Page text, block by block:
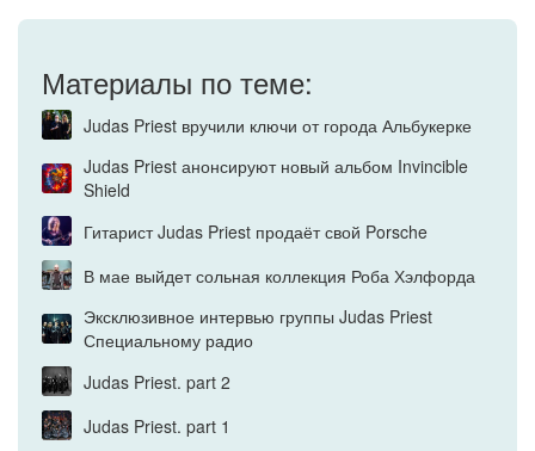
Материалы по теме:
Judas Priest вручили ключи от города Альбукерке
Judas Priest анонсируют новый альбом Invincible
Shield
Гитарист Judas Priest продаёт свой Porsche
В мае выйдет сольная коллекция Роба Хэлфорда
Эксклюзивное интервью группы Judas Priest
Специальному радио
Judas Priest. part 2
Judas Priest. part 1